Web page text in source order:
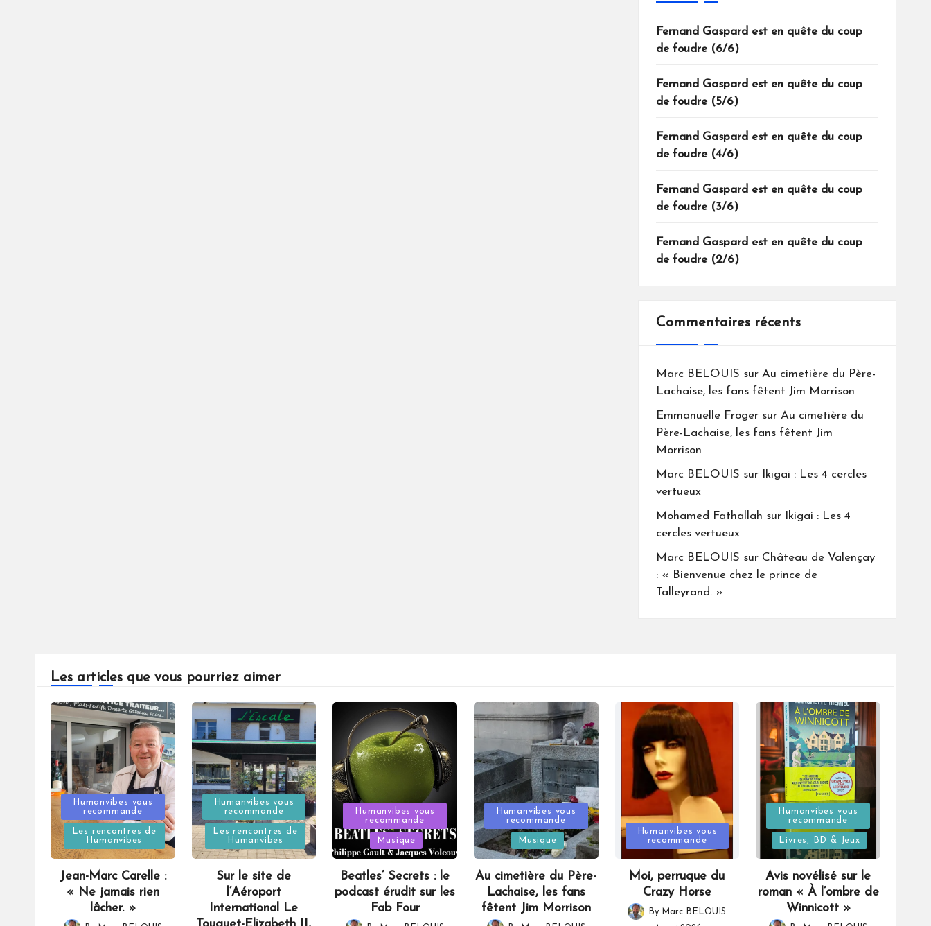
Fernand Gaspard est en quête du coup
de foudre (6/6)
Fernand Gaspard est en quête du coup
de foudre (5/6)
Fernand Gaspard est en quête du coup
de foudre (4/6)
Fernand Gaspard est en quête du coup
de foudre (3/6)
Fernand Gaspard est en quête du coup
de foudre (2/6)
Commentaires récents
Marc BELOUIS sur Au cimetière du Père-
Lachaise, les fans fêtent Jim Morrison
Emmanuelle Frogersur Au cimetière du
Père-Lachaise, les fans fêtent Jim
Morrison
Marc BELOUIS sur
Ikigai : Les 4 cercles
vertueux
Mohamed Fathallah sur
Ikigai : Les 4
cercles vertueux
Marc BELOUIS sur Château de Valençay
: « Bienvenue chez le prince de
Talleyrand. »
Les articles que vous pourriez aimer
Posted
in
Humanvibes vous
recommande
Les rencontres de
Humanvibes
Jean-Marc Carelle :
« Ne jamais rien
lâcher. »
Posted
in
Humanvibes vous
recommande
Les rencontres de
Humanvibes
Sur le site de
l’Aéroport
International Le
Posted
in
Humanvibes vous
recommande
Musique
Beatles’ Secrets : le
podcast érudit sur les
Fab Four
Posted
in
Humanvibes vous
recommande
Musique
Au cimetière du Père-
Lachaise, les fans
fêtent Jim Morrison
Posted
in
Humanvibes vous
recommande
Moi, perruque du
Crazy Horse
Posted
By Marc BELOUIS
Posted
in
Humanvibes vous
recommande
Livres, BD & Jeux
Avis novélisé sur le
roman « À l’ombre de
Winnicott »